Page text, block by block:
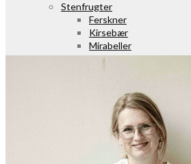
Stenfrugter
Ferskner
Kirsebær
Mirabeller
Blommer
Asparges
Græskar
Grønkål
Rabarber